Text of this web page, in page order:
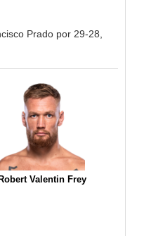
Prado por 29-28,
Valentin Frey